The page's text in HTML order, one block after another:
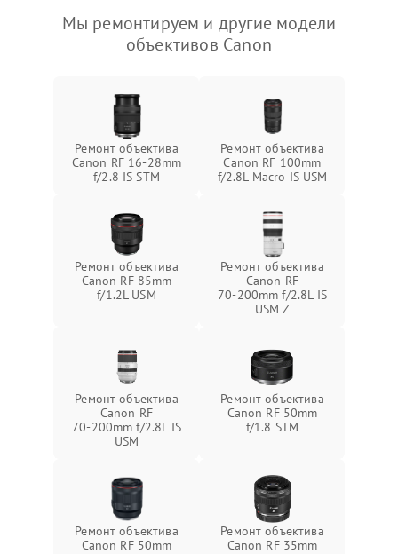
Мы ремонтируем и другие модели
объективов Canon
Ремонт объектива
Canon RF 16‑28mm
f/2.8 IS STM
Ремонт объектива
Canon RF 100mm
f/2.8L Macro IS USM
Ремонт объектива
Canon RF 85mm
f/1.2L USM
Ремонт объектива
Canon RF
70‑200mm f/2.8L IS
USM Z
Ремонт объектива
Canon RF
70‑200mm f/2.8L IS
USM
Ремонт объектива
Canon RF 50mm
f/1.8 STM
Ремонт объектива
Canon RF 50mm
Ремонт объектива
Canon RF 35mm